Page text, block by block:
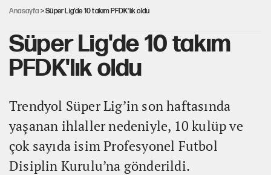
Anasayfa > Süper Lig'de 10 takım PFDK'lık oldu
Süper Lig'de 10 takım
PFDK'lık oldu
Trendyol Süper Lig’in son haftasında
yaşanan ihlaller nedeniyle, 10 kulüp ve
çok sayıda isim Profesyonel Futbol
Disiplin Kurulu’na gönderildi.